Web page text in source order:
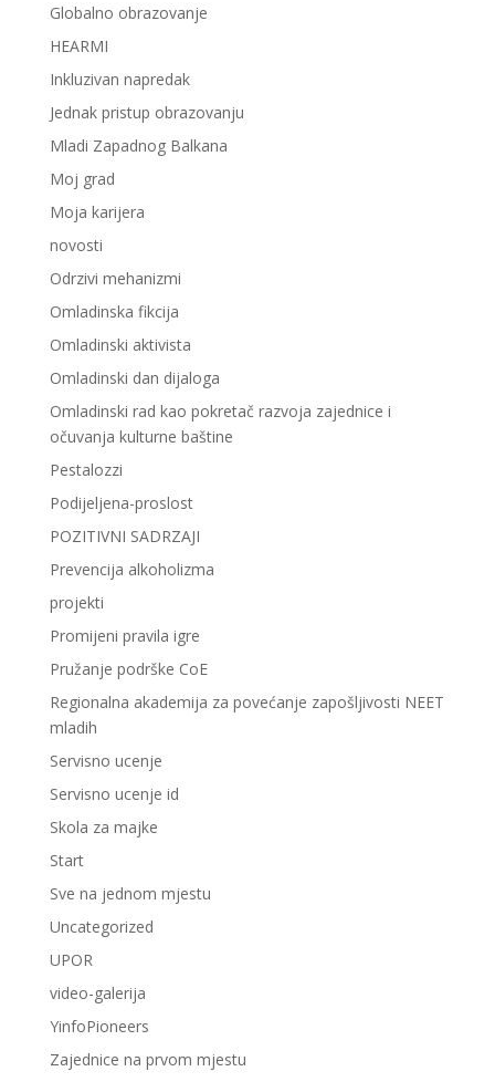
Globalno obrazovanje
HEARMI
Inkluzivan napredak
Jednak pristup obrazovanju
Mladi Zapadnog Balkana
Moj grad
Moja karijera
novosti
Odrzivi mehanizmi
Omladinska fikcija
Omladinski aktivista
Omladinski dan dijaloga
Omladinski rad kao pokretač razvoja zajednice i
očuvanja kulturne baštine
Pestalozzi
Podijeljena-proslost
POZITIVNI SADRZAJI
Prevencija alkoholizma
projekti
Promijeni pravila igre
Pružanje podrške CoE
Regionalna akademija za povećanje zapošljivosti NEET
mladih
Servisno ucenje
Servisno ucenje id
Skola za majke
Start
Sve na jednom mjestu
Uncategorized
UPOR
video-galerija
YinfoPioneers
Zajednice na prvom mjestu